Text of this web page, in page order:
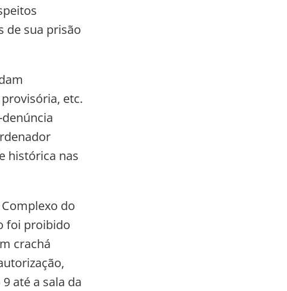
de sua prisão
etc.
histórica nas
do
foi proibido
crachá
até a sala da